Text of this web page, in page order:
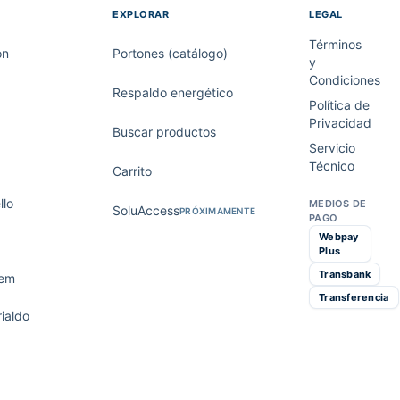
EXPLORAR
Portones (catálogo)
Respaldo energético
Buscar productos
Carrito
SoluAccessPRÓXIMAMENTE
LEGAL
Términos
y
Condiciones
Política de
Privacidad
Servicio
Técnico
MEDIOS DE
PAGO
Webpay
Plus
Transbank
Transferencia